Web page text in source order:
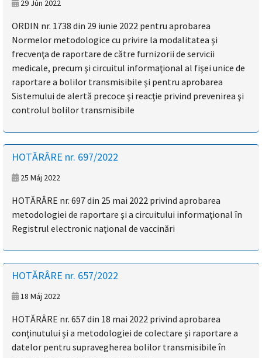
29 Jún 2022
ORDIN nr. 1738 din 29 iunie 2022 pentru aprobarea
Normelor metodologice cu privire la modalitatea şi
frecvenţa de raportare de către furnizorii de servicii
medicale, precum şi circuitul informaţional al fişei unice de
raportare a bolilor transmisibile şi pentru aprobarea
Sistemului de alertă precoce şi reacţie privind prevenirea şi
controlul bolilor transmisibile
HOTĂRÂRE nr. 697/2022
25 Máj 2022
HOTĂRÂRE nr. 697 din 25 mai 2022 privind aprobarea
metodologiei de raportare şi a circuitului informaţional în
Registrul electronic naţional de vaccinări
HOTĂRÂRE nr. 657/2022
18 Máj 2022
HOTĂRÂRE nr. 657 din 18 mai 2022 privind aprobarea
conţinutului şi a metodologiei de colectare şi raportare a
datelor pentru supravegherea bolilor transmisibile în